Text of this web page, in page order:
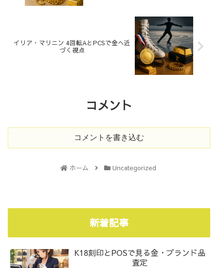
イリア・マリニン 4回転AとPCSで金へ近
づく視点
コメント
コメントを書き込む
ホーム Uncategorized
新着記事
K18刻印とPOSで見る金・ブランド品
査定